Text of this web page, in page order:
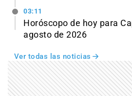
03:11
Horóscopo de hoy para
agosto de 2026
Ver todas las noticias